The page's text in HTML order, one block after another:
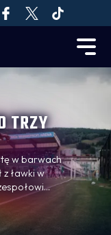
TRZY
w barwach
z ławki w
ze
roku
z trenerem